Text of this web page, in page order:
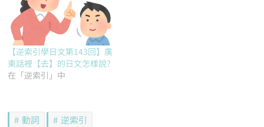
【逆索引學日文第143回】廣
東話裡【去】的日文怎樣說?
在「逆索引」中
動詞 逆索引